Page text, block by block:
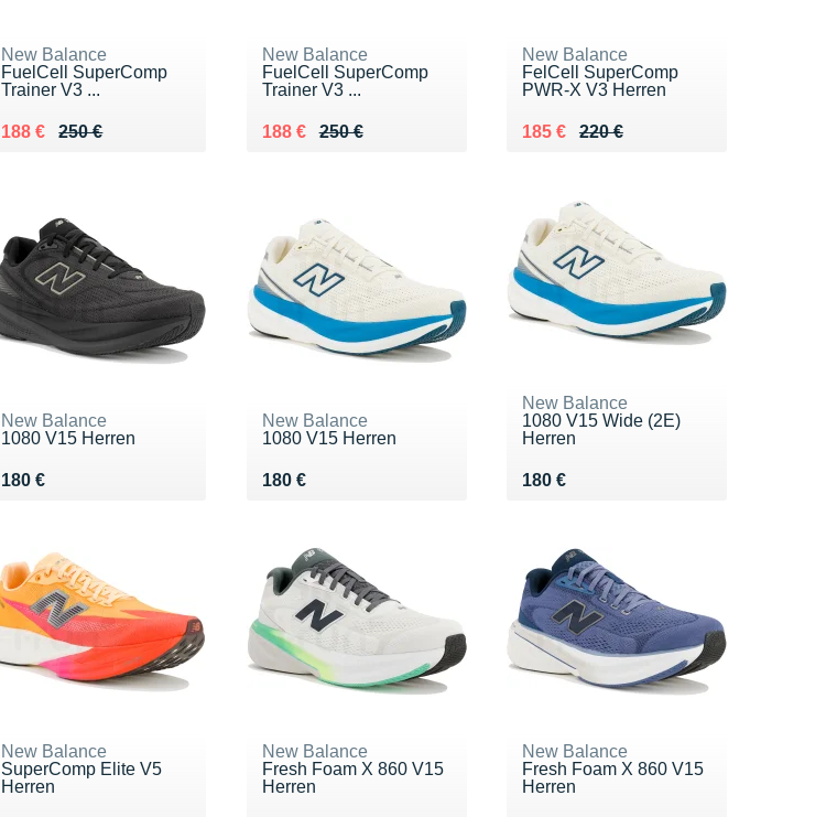
New Balance
FuelCell SuperComp
Trainer V3 ...
250 €
Au lieu de 250 €
188 €
Vendu 188 €
New Balance
FuelCell SuperComp
Trainer V3 ...
250 €
Au lieu de 250 €
188 €
Vendu 188 €
New Balance
FelCell SuperComp
PWR-X V3 Herren
220 €
Au lieu de 220 €
185 €
Vendu 185 €
New Balance
1080 V15 Herren
180 €
Vendu 180 €
New Balance
1080 V15 Herren
180 €
Vendu 180 €
New Balance
1080 V15 Wide (2E)
Herren
180 €
Vendu 180 €
New Balance
SuperComp Elite V5
Herren
New Balance
Fresh Foam X 860 V15
Herren
New Balance
Fresh Foam X 860 V15
Herren